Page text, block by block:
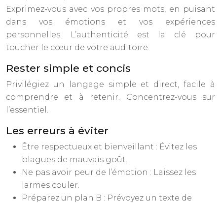
Exprimez-vous avec vos propres mots, en puisant
dans vos émotions et vos expériences
personnelles. L’authenticité est la clé pour
toucher le cœur de votre auditoire.
Rester simple et concis
Privilégiez un langage simple et direct, facile à
comprendre et à retenir. Concentrez-vous sur
l’essentiel.
Les erreurs à éviter
Être respectueux et bienveillant : Évitez les
blagues de mauvais goût.
Ne pas avoir peur de l’émotion : Laissez les
larmes couler.
Préparez un plan B : Prévoyez un texte de